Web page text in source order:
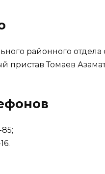
районного
пристав Томаев